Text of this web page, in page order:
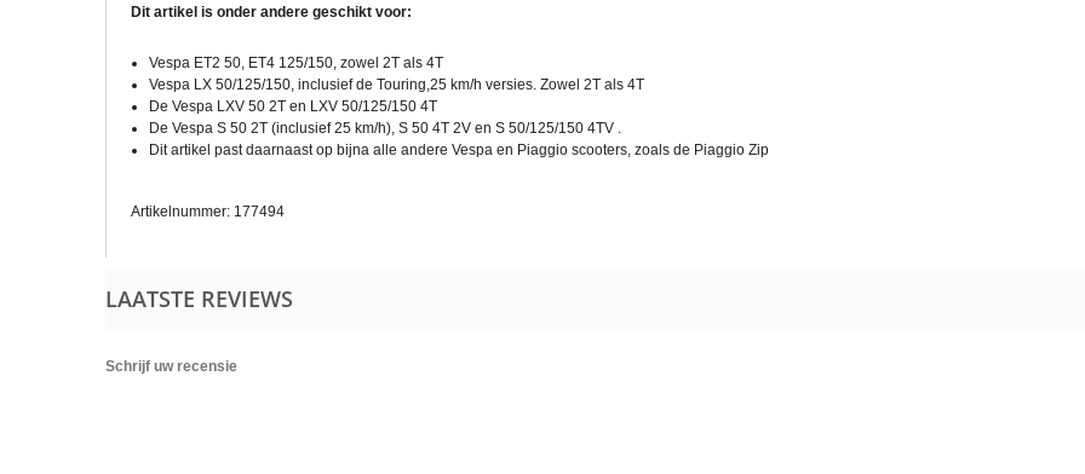
Dit artikel is onder andere geschikt voor:
Vespa ET2 50, ET4 125/150, zowel 2T als 4T
Vespa LX 50/125/150, inclusief de Touring,25 km/h versies. Zowel 2T als 4T
De Vespa LXV 50 2T en LXV 50/125/150 4T
De Vespa S 50 2T (inclusief 25 km/h), S 50 4T 2V en S 50/125/150 4TV .
Dit artikel past daarnaast op bijna alle andere Vespa en Piaggio scooters, zoals de Piaggio Zip
Artikelnummer: 177494
LAATSTE REVIEWS
Schrijf uw recensie